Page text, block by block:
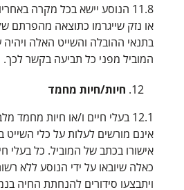
11.8 הנוסע יישא בכל מקרה
או נזק שייגרמו כתוצאה מהפרתם
בתנאי ההובלה והשייט האלה
המוביל מפני כל תביעה בקשר לכך.
חיות/חיות מחמד
12.1 בעלי חיים ו/או חיות מחמד
אינם מורשים לעלות על כלי השייט
אישורו בכתב של המוביל. כל בעלי
כאלה שיובאו על ידי הנוסע ללא
ויתבצעו סידורים להנחתת החיה